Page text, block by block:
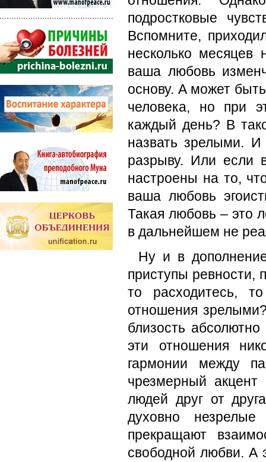
подростковые
Вспомните,
несколько
ваша любовь
основу. А может
человека, но при
каждый день? В
назвать зрелыми. И
разрыву. Или если
настроены на то,
ваша любовь
Такая любовь – это
в дальнейшем не
Ну и в
приступы ревности,
то расходитесь,
отношения
близость
эти отношения
гармонии между
чрезмерный
людей друг от
духовно
прекращают
свободной любви. А